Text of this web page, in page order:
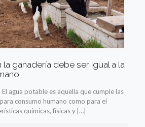
la ganadería debe ser igual a la
agua potable es aquella que cumple las
consumo humano como para el
químicas, físicas y […]